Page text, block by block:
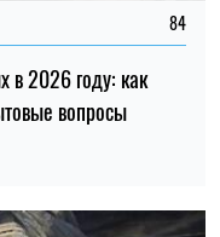
84
в 2026 году: как
вопросы